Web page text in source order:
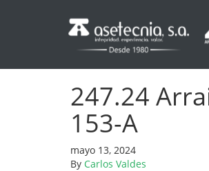
247.24
153-A
mayo 13, 2024
By Carlos Valdes